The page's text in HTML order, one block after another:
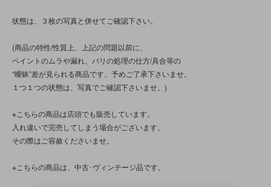
状態は、３枚の写真と併せてご確認下さい。
(商品の特性/性質上、上記の問題以前に、
ペイントのムラや漏れ、バリの処理の仕方/具合等の
“曖昧”差が見られる商品です。予めご了承下さいませ。
１つ１つの状態は、写真でご確認下さいませ。)
※こちらの商品は店頭でも販売しています。
入れ違いで完売してしまう場合がございます。
その際はご容赦くださいませ。
※こちらの商品は、中古･ヴィンテージ品です。